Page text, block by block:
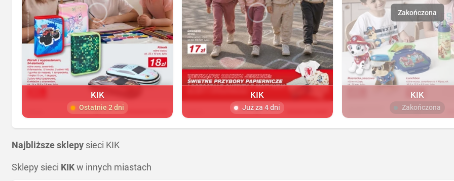
KIK
Ostatnie 2 dni
KIK
Już za 4 dni
KIK
Zakończona
Najbliższe sklepy sieci KIK
Sklepy sieci KIKw innych miastach